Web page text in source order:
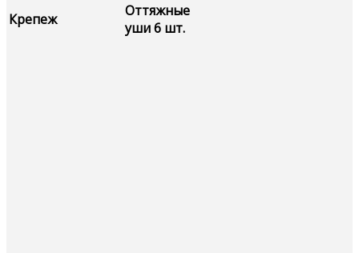
Крепеж
Оттяжные
уши 6 шт.